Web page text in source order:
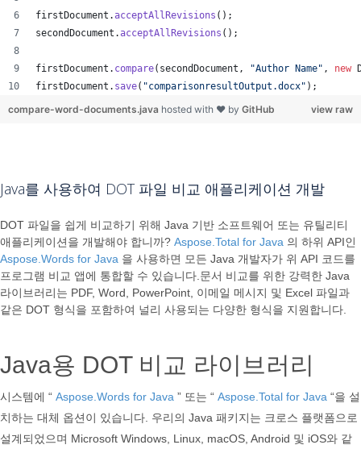
firstDocument .acceptAllRevisions ();
secondDocument .acceptAllRevisions ();
firstDocument . compare( secondDocument , "Author Name" , new
firstDocument . save( "comparisonresultOutput.docx" );
view raw
compare-word-documents.java hosted with ❤ by GitHub
Java를 사용하여 DOT 파일 비교 애플리케이션 개발
DOT 파일을 쉽게 비교하기 위해 Java 기반 소프트웨어 또는 유틸리티
애플리케이션을 개발해야 합니까? Aspose.Total for Java 의 하위 API인
Aspose.Words for Java 을 사용하면 모든 Java 개발자가 위 API 코드를
프로그램 비교 앱에 통합할 수 있습니다.문서 비교를 위한 강력한 Java
라이브러리는 PDF, Word, PowerPoint, 이메일 메시지 및 Excel 파일과
같은 DOT 형식을 포함하여 널리 사용되는 다양한 형식을 지원합니다.
Java용 DOT 비교 라이브러리
시스템에 “ Aspose.Words for Java ” 또는 “ Aspose.Total for Java “을 설
치하는 대체 옵션이 있습니다. 우리의 Java 패키지는 크로스 플랫폼으로
설계되었으며 Microsoft Windows, Linux, macOS, Android 및 iOS와 같